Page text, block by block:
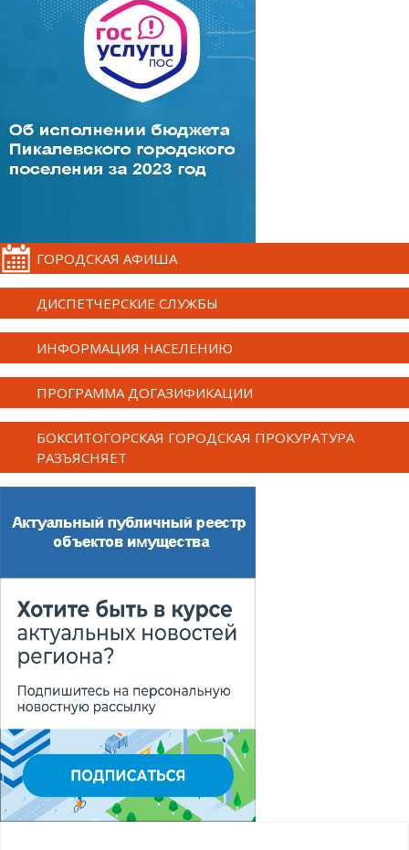
ГОРОДСКАЯ АФИША
ДИСПЕТЧЕРСКИЕ СЛУЖБЫ
ИНФОРМАЦИЯ НАСЕЛЕНИЮ
ПРОГРАММА ДОГАЗИФИКАЦИИ
БОКСИТОГОРСКАЯ ГОРОДСКАЯ ПРОКУРАТУРА
РАЗЪЯСНЯЕТ